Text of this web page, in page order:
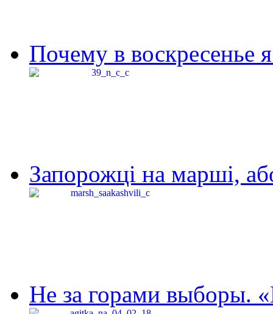
Почему в воскресенье
Запорожці на марші,
Не за горами выборы.